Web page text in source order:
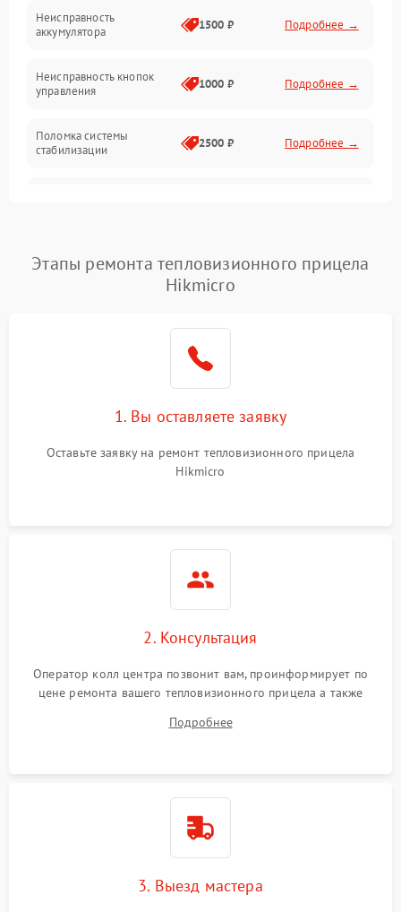
Неисправность
аккумулятора
1500 ₽ Подробнее →
Неисправность кнопок
управления
1000 ₽ Подробнее →
Поломка системы
стабилизации
2500 ₽ Подробнее →
Неисправность системы
Wi-Fi
1500 ₽ Подробнее →
1500 ₽
Неисправность системы
отключения
1500 ₽
Неисправность системы
защиты от замыкания
1500 ₽ Подробнее →
Поломка системы защиты
Этапы ремонта тепловизионного прицела
Hikmicro
1. Вы оставляете заявку
Оставьте заявку на ремонт тепловизионного прицела
Hikmicro
2. Консультация
Оператор колл центра позвонит вам, проинформирует по
цене ремонта вашего тепловизионного прицела а также
Подробнее
3. Выезд мастера